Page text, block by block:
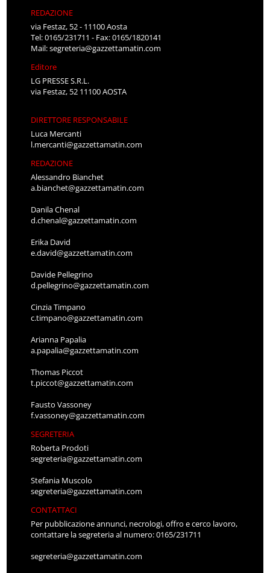
REDAZIONE
via Festaz, 52 - 11100 Aosta
Tel: 0165/231711 - Fax: 0165/1820141
Mail:segreteria@gazzettamatin.com
Editore
LG PRESSE S.R.L.
via Festaz, 52 11100 AOSTA
DIRETTORE RESPONSABILE
Luca Mercanti
l.mercanti@gazzettamatin.com
REDAZIONE
Alessandro Bianchet
a.bianchet@gazzettamatin.com
Danila Chenal
d.chenal@gazzettamatin.com
Erika David
e.david@gazzettamatin.com
Davide Pellegrino
d.pellegrino@gazzettamatin.com
Cinzia Timpano
c.timpano@gazzettamatin.com
Arianna Papalia
a.papalia@gazzettamatin.com
Thomas Piccot
t.piccot@gazzettamatin.com
Fausto Vassoney
f.vassoney@gazzettamatin.com
SEGRETERIA
Roberta Prodoti
segreteria@gazzettamatin.com
Stefania Muscolo
segreteria@gazzettamatin.com
CONTATTACI
Per pubblicazione annunci, necrologi, offro e cerco lavoro,
contattare la segreteria al numero: 0165/231711
segreteria@gazzettamatin.com